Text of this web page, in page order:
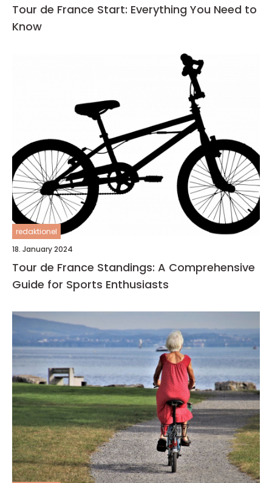
Tour de France Start: Everything You Need to
Know
redaktionel
18. January 2024
Tour de France Standings: A Comprehensive
Guide for Sports Enthusiasts